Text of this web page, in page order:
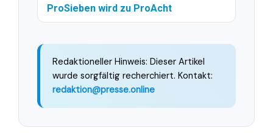
ProSieben wird zu ProAcht
Redaktioneller Hinweis: Dieser Artikel
wurde sorgfältig recherchiert. Kontakt:
redaktion@presse.online